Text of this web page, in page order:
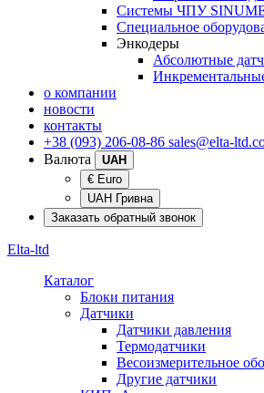
Системы ЧПУ
Специальное
Энкодеры
Абсолютные
о компании
новости
контакты
+38 (093) 206-08-86 sales@elta-
Валюта
UAH
€ Euro
UAH Гривна
Заказать обратный звонок
Elta-ltd
Каталог
Блоки питания
Датчики
Датчики давления
Термодатчики
Весоизмерительное
Другие датчики